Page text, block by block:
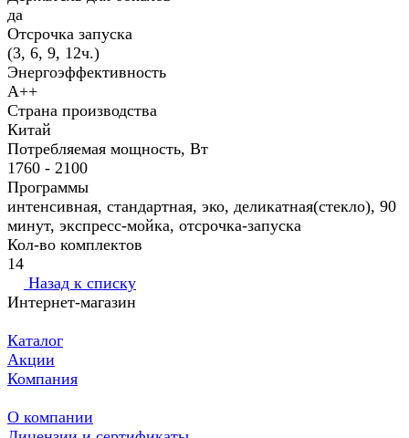
да
Отсрочка запуска
(3, 6, 9, 12ч.)
Энергоэффективность
A++
Страна производства
Китай
Потребляемая мощность, Вт
1760 - 2100
Программы
интенсивная, стандартная, эко, деликатная(стекло), 90
минут, экспресс-мойка, отсрочка-запуска
Кол-во комплектов
14
Назад к списку
Интернет-магазин
Каталог
Акции
Компания
О компании